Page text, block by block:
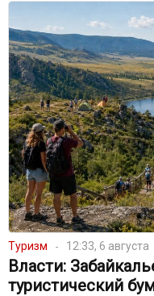
Туризм 12:33, 6 августа
Власти:
туристический